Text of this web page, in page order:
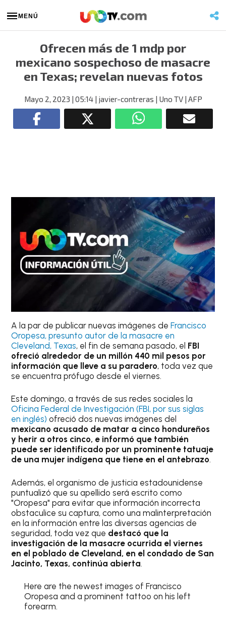
MENÚ
Ofrecen más de 1 mdp por
mexicano sospechoso de masacre
en Texas; revelan nuevas fotos
Mayo 2, 2023 | 05:14| javier-contreras | Uno TV | AFP
A la par de publicar nuevas imágenes deFrancisco
Oropesa, presunto autor de la masacre en
Cleveland, Texas, el fin de semana pasado, el FBI
ofreció alrededor de un millón 440 mil pesos por
información que lleve a su paradero, toda vez que
se encuentra prófugo desde el viernes.
Este domingo, a través de sus redes sociales la
Oficina Federal de Investigación (FBI, por sus siglas
en inglés) ofreció dos nuevas imágenes del
mexicano acusado de matar a cinco hondureños
y herir a otros cinco, e informó que también
puede ser identificado por un prominente tatuaje
de una mujer indígena que tiene en el antebrazo.
Además, el organismo de justicia estadounidense
puntualizó que su apellido será escrito como
"Oropesa" para evitar que información incorrecta
obstaculice su captura, como una malinterpretación
en la información entre las diversas agencias de
seguridad, toda vez que destacó que la
investigación de la masacre ocurrida el viernes
en el poblado de Cleveland, en el condado de San
Jacinto, Texas, continúa abierta.
Here are the newest images of Francisco
Oropesa and a prominent tattoo on his left
forearm.